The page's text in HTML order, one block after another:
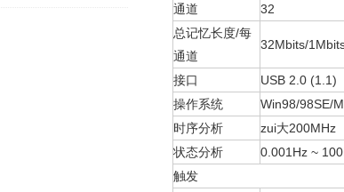
通道
32
总记忆长度/每
通道
32Mbits/
接口
USB 2.0 (1.1)
操作系统
Win98/98SE/
时序分析
zui大200MHz
状态分析
0.001Hz ~
触发